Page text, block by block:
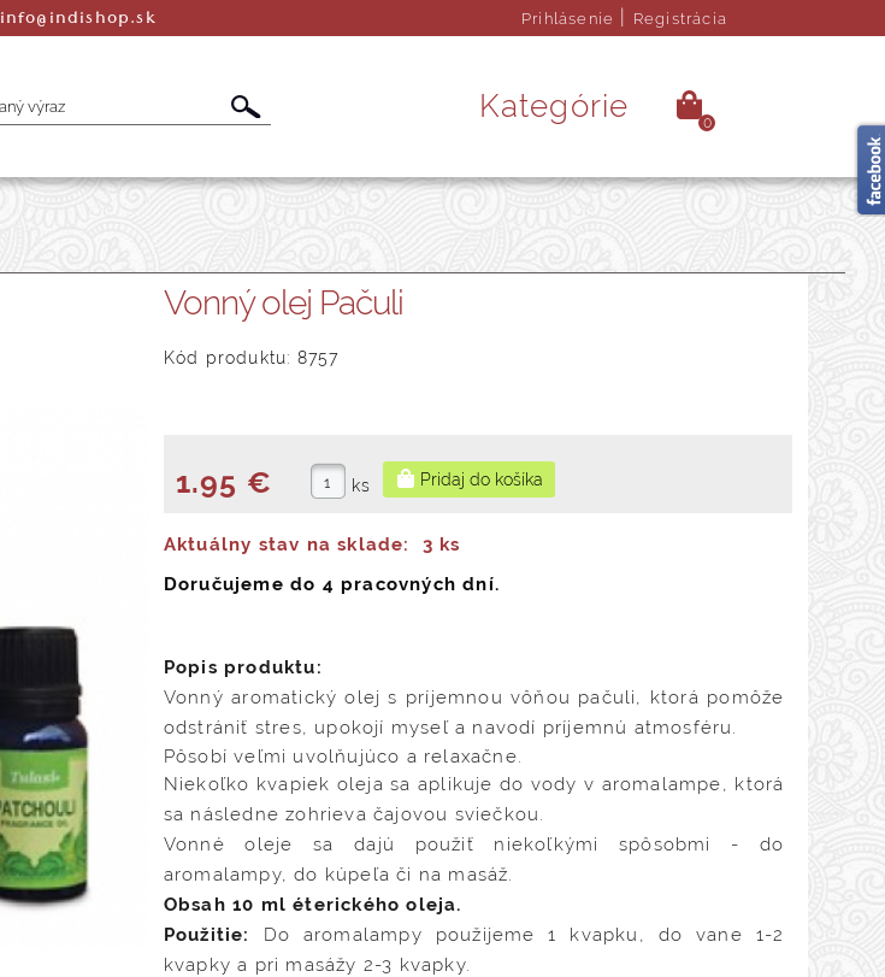
info@indishop.sk Prihlásenie Registrácia
0
Kategórie
Peňaženky a Tašky Trendy doplnky
Vonný olej Pačuli
Kód produktu: 8757
1.95 € ks
Aktuálny stav na sklade:
3 ks
Doručujeme do 4 pracovných dní.
Popis produktu:
Vonný aromatický olej s príjemnou vôňou pačuli, ktorá pomôže
odstrániť stres, upokojí myseľ a navodí príjemnú atmosféru.
Pôsobí veľmi uvolňujúco a relaxačne.
Niekoľko kvapiek oleja sa aplikuje do vody v aromalampe, ktorá
sa následne zohrieva čajovou sviečkou.
Vonné oleje sa dajú použiť niekoľkými spôsobmi - do
aromalampy, do kúpeľa či na masáž.
Obsah 10 ml éterického oleja.
Použitie:
Do aromalampy použijeme 1 kvapku, do vane 1-2
kvapky a pri masážy 2-3 kvapky.